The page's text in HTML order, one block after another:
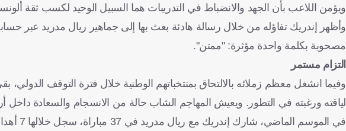
ويؤمن اللاعب بأن الجهد والانضباط في التدريبات هما السبيل الوحيد لكسب ثقة
وأظهر إندريك تفاؤله من خلال رسالة هادئة بعث بها إلى جماهير ريال مدريد عبر
مصحوبة بكلمة واحدة مؤثرة: "ممتن".
التزام مستمر
وفيما انشغل معظم زملائه بالالتحاق بمنتخباتهم الوطنية خلال فترة التوقف
لياقته ورغبته في التطور. ويعيش المهاجم الشاب حالة من الانسجام والسعادة داخل
في